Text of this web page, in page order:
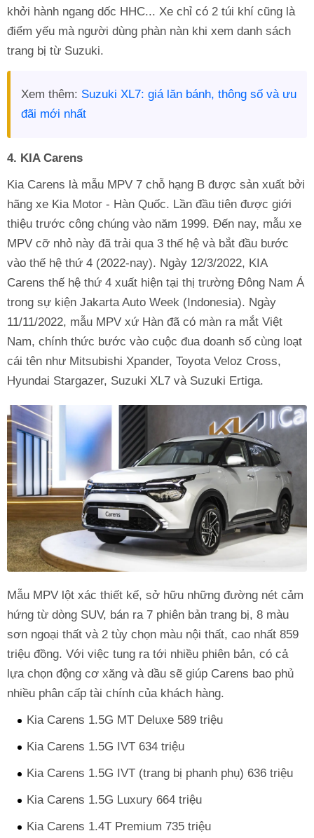
khởi hành ngang dốc HHC... Xe chỉ có 2 túi khí cũng là
điểm yếu mà người dùng phàn nàn khi xem danh sách
trang bị từ Suzuki.
Xem thêm: Suzuki XL7: giá lăn bánh, thông số và ưu
đãi mới nhất
4. KIA Carens
Kia Carens là mẫu MPV 7 chỗ hạng B được sản xuất bởi
hãng xe Kia Motor - Hàn Quốc. Lần đầu tiên được giới
thiệu trước công chúng vào năm 1999. Đến nay, mẫu xe
MPV cỡ nhỏ này đã trải qua 3 thế hệ và bắt đầu bước
vào thế hệ thứ 4 (2022-nay). Ngày 12/3/2022, KIA
Carens thế hệ thứ 4 xuất hiện tại thị trường Đông Nam Á
trong sự kiện Jakarta Auto Week (Indonesia). Ngày
11/11/2022, mẫu MPV xứ Hàn đã có màn ra mắt Việt
Nam, chính thức bước vào cuộc đua doanh số cùng loạt
cái tên như Mitsubishi Xpander, Toyota Veloz Cross,
Hyundai Stargazer, Suzuki XL7 và Suzuki Ertiga.
Mẫu MPV lột xác thiết kế, sở hữu những đường nét cảm
hứng từ dòng SUV, bán ra 7 phiên bản trang bị, 8 màu
sơn ngoại thất và 2 tùy chọn màu nội thất, cao nhất 859
triệu đồng. Với việc tung ra tới nhiều phiên bản, có cả
lựa chọn động cơ xăng và dầu sẽ giúp Carens bao phủ
nhiều phân cấp tài chính của khách hàng.
Kia Carens 1.5G MT Deluxe 589 triệu
Kia Carens 1.5G IVT 634 triệu
Kia Carens 1.5G IVT (trang bị phanh phụ) 636 triệu
Kia Carens 1.5G Luxury 664 triệu
Kia Carens 1.4T Premium 735 triệu